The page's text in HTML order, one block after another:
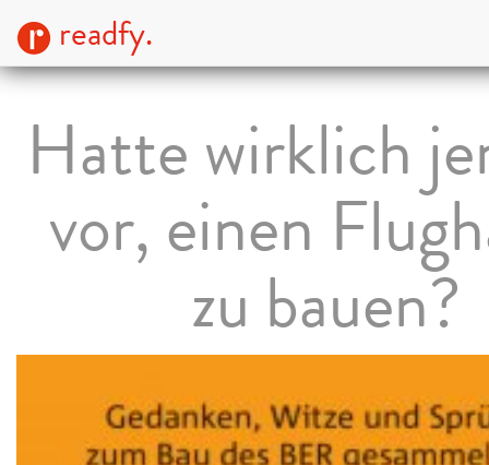
readfy.
Hatte wirklich
vor, einen
zu bauen?